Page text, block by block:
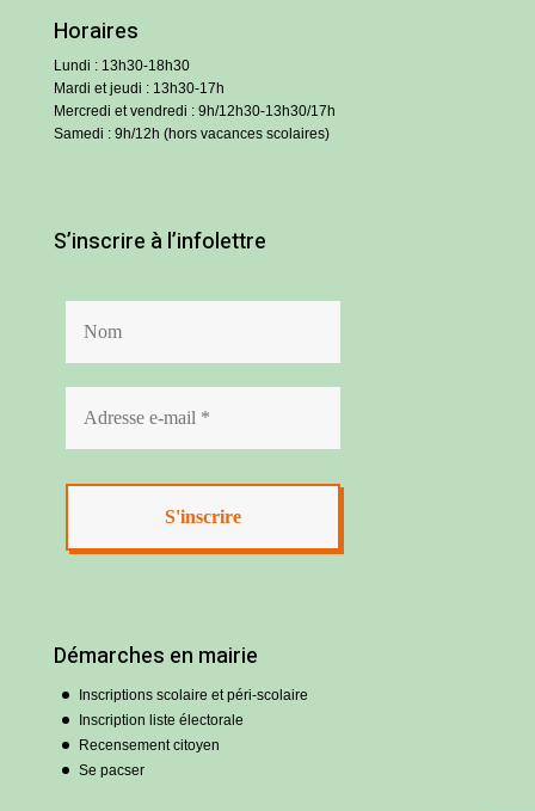
Horaires
Lundi : 13h30-18h30
Mardi et jeudi : 13h30-17h
Mercredi et vendredi : 9h/12h30-13h30/17h
Samedi : 9h/12h (hors vacances scolaires)
S’inscrire à l’infolettre
Démarches en mairie
Inscriptions scolaire et péri-scolaire
Inscription liste électorale
Recensement citoyen
Se pacser